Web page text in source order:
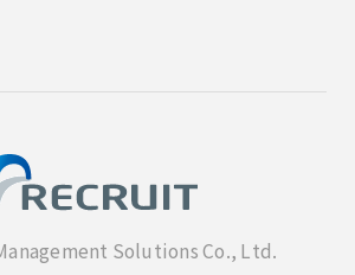
Solutions Co., Ltd.